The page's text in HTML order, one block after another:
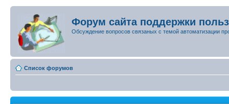
Форум сайта поддержки
Обсуждение вопросов связаных с темой автоматизации
Список форумов